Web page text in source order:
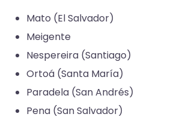
Mato (El Salvador)​
Meigente​
Nespereira (Santiago)
Ortoá (Santa María)
Paradela​ (San Andrés)​
Pena (San Salvador)​